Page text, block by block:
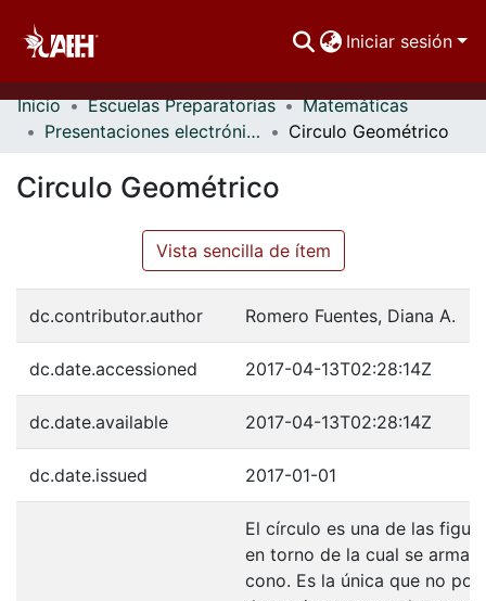
Iniciar sesión
Comunidades
Inicio Escuelas Preparatorias
Matemáticas
Presentaciones electrónicas
Circulo Geométrico
Circulo Geométrico
Vista sencilla de ítem
dc.contributor.author Romero Fuentes, Diana A.
dc.date.accessioned 2017-04-13T02:28:14Z
dc.date.available 2017-04-13T02:28:14Z
dc.date.issued 2017-01-01
El círculo es una de las
en torno de la cual se
cono. Es la única que no